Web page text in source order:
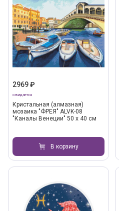
2969 ₽
ожидается
Кристальная (алмазная)
мозаика "ФРЕЯ" ALVK-08
"Каналы Венеции" 50 х 40 см
В корзину